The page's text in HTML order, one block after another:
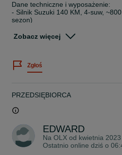
Dane techniczne i wyposażenie:
- Silnik Suzuki 140 KM, 4-suw,
sezon)
- Paliwo: zbiornik 130 l
– bimini
– Lodówka,
– echosonda Lowrance HOOK
dźwiękowy
– Tapicerka w kolorze brązowym
– 2 x akumulator
– pagaje, odbijacze
Zobacz więcej
Zgłoś
PRZEDSIĘBIORCA
EDWARD
Na OLX od kwietnia 2023
Ostatnio online dziś o